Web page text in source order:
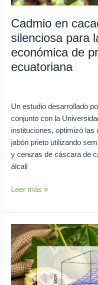
Cadmio en
silenciosa para
económica de
ecuatoriana
Un estudio desarrollado
conjunto con la
instituciones, optimizó las
jabón prieto utilizando
y cenizas de cáscara de
álcali
en
ecuatoriana
Leer más »
Residuos
de
cacao
y
piñón